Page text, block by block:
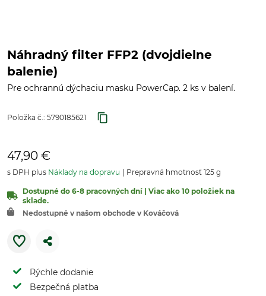
Náhradný filter FFP2 (dvojdielne
balenie)
Pre ochrannú dýchaciu masku PowerCap. 2 ks v balení.
Položka č.: 5790185621
47,90 €
s DPH plus Náklady na dopravu Prepravná hmotnosť 125 g
Dostupné do 6-8 pracovných dní | Viac ako 10 položiek na
sklade.
Nedostupné v našom obchode v Kováčová
Rýchle dodanie
Bezpečná platba